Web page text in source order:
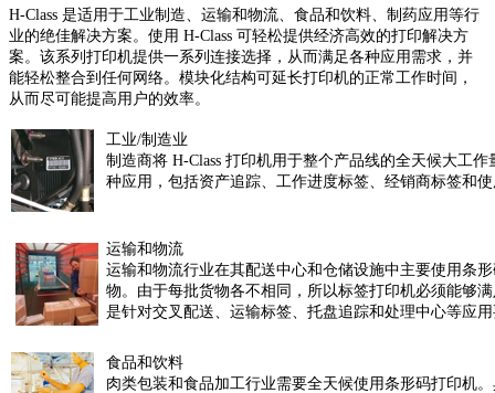
H-Class 是适用于工业制造、运输和物流、食品和饮料、制药应用等行
业的绝佳解决方案。使用 H-Class 可轻松提供经济高效的打印解决方
案。该系列打印机提供一系列连接选择，从而满足各种应用需求，并
能轻松整合到任何网络。模块化结构可延长打印机的正常工作时间，
从而尽可能提高用户的效率。
工业/制造业
制造商将 H-Class 打印机用于整个产品线的全天候大工作
种应用，包括资产追踪、工作进度标签、经销商标签和使
运输和物流
运输和物流行业在其配送中心和仓储设施中主要使用条
物。由于每批货物各不相同，所以标签打印机必须能够
是针对交叉配送、运输标签、托盘追踪和处理中心等应
食品和饮料
肉类包装和食品加工行业需要全天候使用条形码打印机